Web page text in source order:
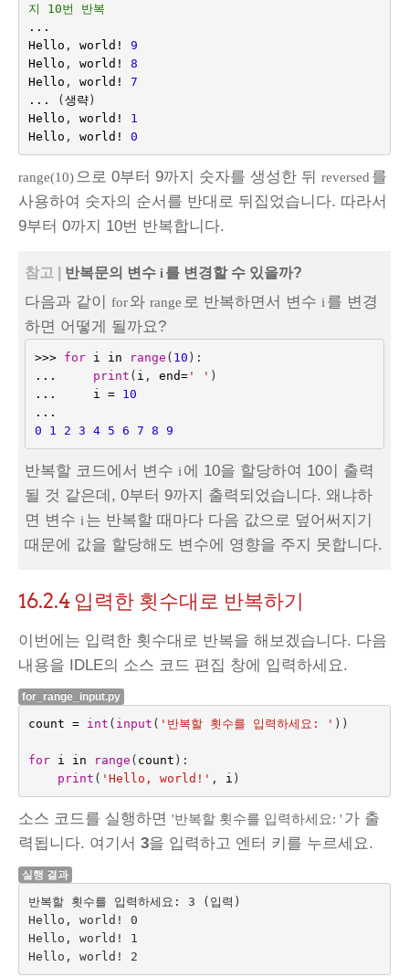
지 10번 반복
...
Hello , world !
9
Hello , world !
8
Hello , world !
7
...
(생략)
Hello , world !
1
Hello , world ! 0
range(10)으로 0부터 9까지 숫자를 생성한 뒤 reversed 를
사용하여 숫자의 순서를 반대로 뒤집었습니다. 따라서
9부터 0까지 10번 반복합니다.
참고 | 반복문의 변수 i 를 변경할 수 있을까?
다음과 같이 for와 range 로 반복하면서 변수 i 를 변경
하면 어떻게 될까요?
>>> for i in range ( 10 ):
...
print ( i , end=' ' )
...
i =
10
...
0
1 2 3 4 5 6 7 8 9
반복할 코드에서 변수 i 에 10을 할당하여 10이 출력
될 것 같은데, 0부터 9까지 출력되었습니다. 왜냐하
면 변수 i 는 반복할 때마다 다음 값으로 덮어써지기
때문에 값을 할당해도 변수에 영향을 주지 못합니다.
16.2.4 입력한 횟수대로 반복하기
이번에는 입력한 횟수대로 반복을 해보겠습니다. 다음
내용을 IDLE의 소스 코드 편집 창에 입력하세요.
for_range_input.py
count = int ( input ( '반복할 횟수를 입력하세요: ' ))
for i in range ( count ):
print ( 'Hello, world!' , i )
소스 코드를 실행하면 '반복할 횟수를 입력하세요: ' 가 출
력됩니다. 여기서 3을 입력하고 엔터 키를 누르세요.
실행 결과
반복할 횟수를 입력하세요: 3 (입력)
Hello, world! 0
Hello, world! 1